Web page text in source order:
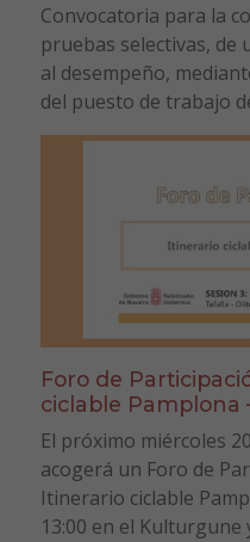
Convocatoria para la
pruebas selectivas, de
al desempeño,
del puesto de trabajo
Foro de
ciclable Pamplona
El próximo miércoles
acogerá un Foro de
Itinerario ciclable
13:00 en el Kulturgune